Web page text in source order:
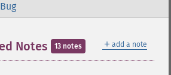
＋ add a note
Notes 13 notes